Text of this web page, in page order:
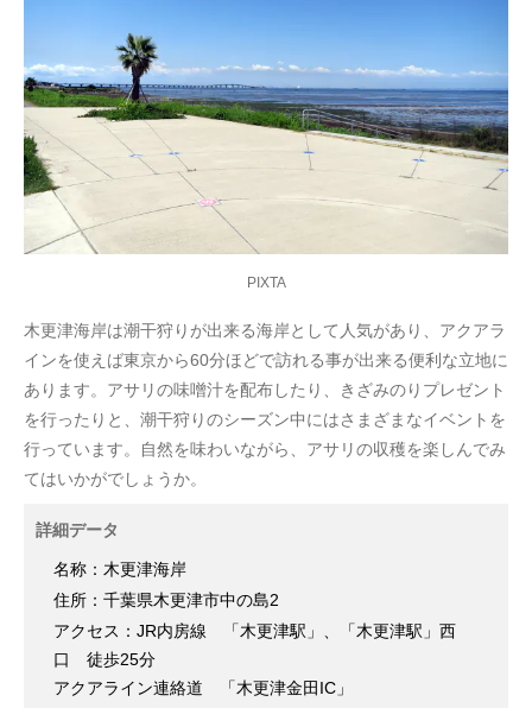
PIXTA
木更津海岸は潮干狩りが出来る海岸として人気があり、アクアラ
インを使えば東京から60分ほどで訪れる事が出来る便利な立地に
あります。アサリの味噌汁を配布したり、きざみのりプレゼント
を行ったりと、潮干狩りのシーズン中にはさまざまなイベントを
行っています。自然を味わいながら、アサリの収穫を楽しんでみ
てはいかがでしょうか。
詳細データ
名称：木更津海岸
住所：千葉県木更津市中の島2
アクセス：JR内房線 「木更津駅」、「木更津駅」西
口 徒歩25分
アクアライン連絡道 「木更津金田IC」